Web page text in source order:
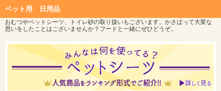
ペット用 日用品
おむつやペットシーツ、トイレ砂の取り扱いもございます。かさばって大変な
思いをしたことはございませんか？フードと一緒にぜひどうぞ。